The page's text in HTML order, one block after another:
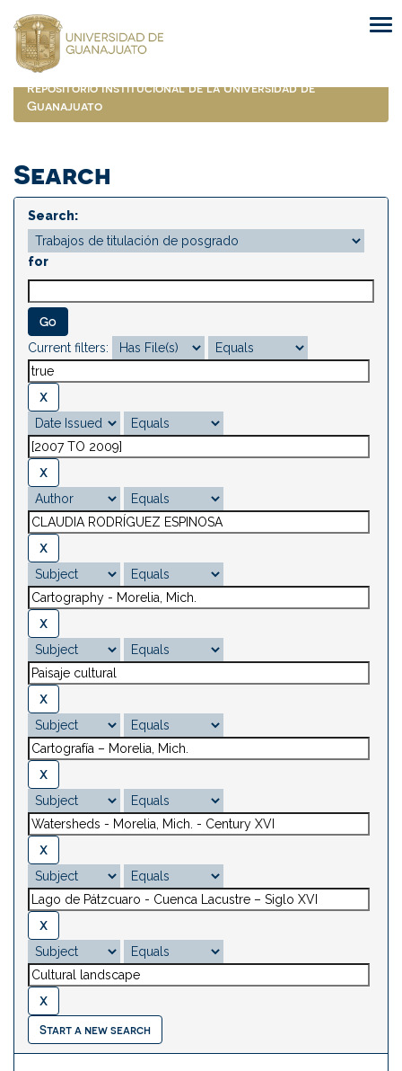
navigation
Repositorio Institucional de la Universidad de
Guanajuato
Search
Search:
for
Current filters:
Start a new search